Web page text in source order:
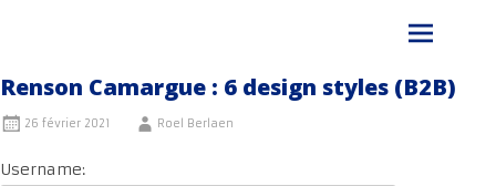
Renson Camargue : 6 design styles (B2B)
26 février 2021 Roel Berlaen
Username: